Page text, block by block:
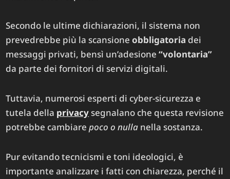
Secondo le ultime dichiarazioni, il sistema non
prevedrebbe più la scansioneobbligatoria dei
messaggi privati, bensì un’adesione“volontaria”
da parte dei fornitori di servizi digitali.
Tuttavia, numerosi esperti di cyber-sicurezza e
tutela della privacysegnalano che questa revisione
potrebbe cambiarepoco o nulla nella sostanza.
Pur evitando tecnicismi e toni ideologici, è
importante analizzare i fatti con chiarezza, perché il